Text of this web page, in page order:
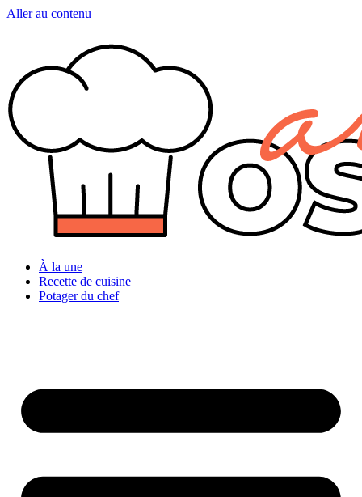
Aller au contenu
À la une
Recette de cuisine
Potager du chef